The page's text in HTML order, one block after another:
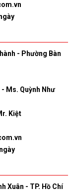
- Phường Bàn
Ms. Quỳnh Như
Kiệt
Xuân - TP. Hồ Chí